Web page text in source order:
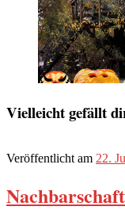
Vielleicht gefällt
Veröffentlicht am 22.